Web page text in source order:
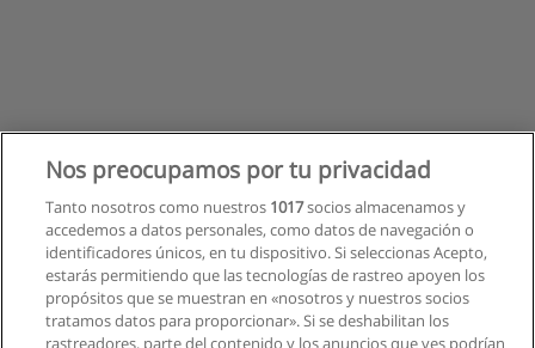
Nos preocupamos por tu privacidad
Tanto nosotros como nuestros 1017socios almacenamos y
accedemos a datos personales, como datos de navegación o
identificadores únicos, en tu dispositivo. Si seleccionas Acepto,
estarás permitiendo que las tecnologías de rastreo apoyen los
propósitos que se muestran en «nosotros y nuestros socios
tratamos datos para proporcionar». Si se deshabilitan los
rastreadores, parte del contenido y los anuncios que ves podrían